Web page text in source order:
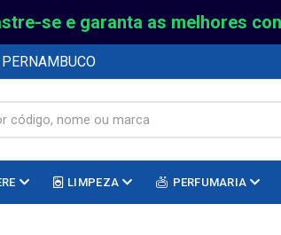
se e garanta as melhores
LIMPEZA PERFUMARIA